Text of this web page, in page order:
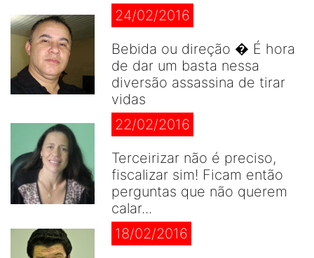
24/02/2016
Bebida ou direção � É hora
de dar um basta nessa
diversão assassina de tirar
vidas
22/02/2016
Terceirizar não é preciso,
fiscalizar sim! Ficam então
perguntas que não querem
calar...
18/02/2016